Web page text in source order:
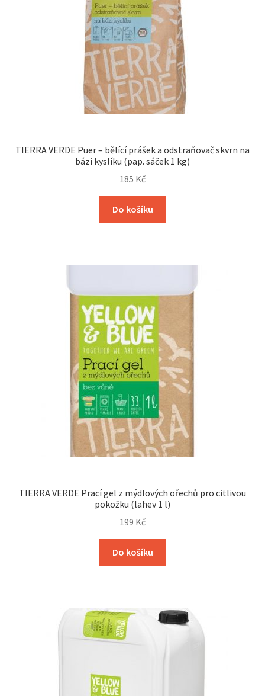
TIERRA VERDE Puer – bělící prášek a odstraňovač skvrn na
bázi kyslíku (pap. sáček 1 kg)
185 Kč
Do košíku
TIERRA VERDE Prací gel z mýdlových ořechů pro citlivou
pokožku (lahev 1 l)
199 Kč
Do košíku